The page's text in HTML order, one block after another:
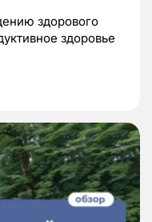
здорового
здоровье